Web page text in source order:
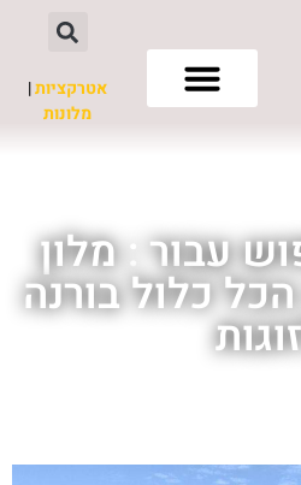
אטרקציות|
מלונות
עבור : מלון
כלול בורנה